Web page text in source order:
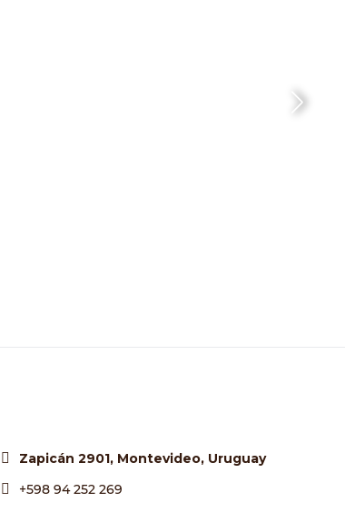
Zapicán 2901, Montevideo, Uruguay
+598 94 252 269